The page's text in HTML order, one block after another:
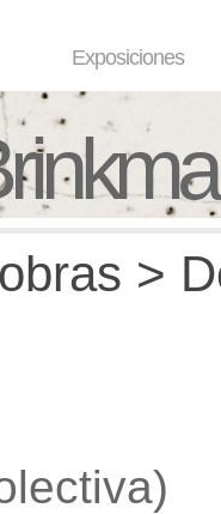
Exposiciones
>